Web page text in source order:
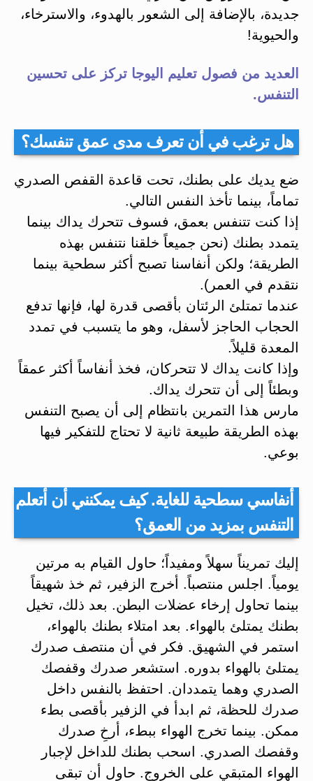
جديدة، بالإضافة إلى الشعور بالهدوء، والاسترخاء،
والحيوية!
العديد من فصول تعليم اليوجا تركز على تحسين
التنفس.
هل ترغب في أن تعرف مدى عمق تنفسك؟
ضع يديك على بطنك، تحت قاعدة القفص الصدري
تماماً، بينما تأخذ النفس التالي.
إذا كنت تتنفس بعمق، فسوف تتحرك يداك بينما
يتمدد بطنك (نحن جميعاً خلقنا نتنفس بهذه
الطريقة؛ ولكن أنفاسنا تصبح أكثر سطحية بينما
نتقدم في العمر).
عندما تمتلئ الرئتان بأقصى قدرة لها، فإنها تدفع
الحجاب الحاجز لأسفل، وهو ما يتسبب في تمدد
المعدة قليلاً.
وإذا كانت يداك لا تتحركان، فخذ أنفاساً أكثر عمقاً
وبطئاً إلى أن تتحرك يداك.
مارس هذا التمرين بانتظام إلى أن يصبح التنفس
بهذه الطريقة طبيعة ثانية لا تحتاج للتفكير فيها
بوعي.
أنفاسي سطحية للغاية. كيف يمكنني أن أتعلم
التنفس بمزيد من العمق؟
إليك تمريناً سهلاً ومفيداً؛ حاول القيام به مرتين
يومياً. اجلس منتصباً. أخرج الزفير، ثم خذ شهيقاً
بينما تحاول إرخاء عضلات البطن. بعد ذلك، تخيل
بطنك يمتلئ بالهواء. بعد امتلاء بطنك بالهواء،
استمر في الشهيق. فكر في أن منتصف صدرك
يمتلئ بالهواء بدوره. استشعر صدرك وقفصك
الصدري وهما يتمددان. احتفظ بالنفس داخل
صدرك للحظة، ثم ابدأ في الزفير بأقصى بطء
ممكن. بينما تخرج الهواء ببطء، أرخِ صدرك
وقفصك الصدري. اسحب بطنك للداخل لإجبار
الهواء المتبقي على الخروج. حاول أن تبقى